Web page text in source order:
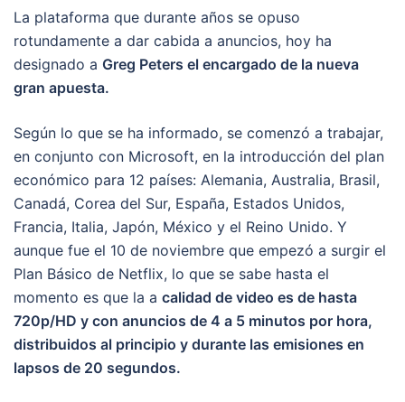
La plataforma que durante años se opuso
rotundamente a dar cabida a anuncios, hoy ha
designado a Greg Peters el encargado de la nueva
gran apuesta.
Según lo que se ha informado, se comenzó a trabajar,
en conjunto con Microsoft, en la introducción del plan
económico para 12 países: Alemania, Australia, Brasil,
Canadá, Corea del Sur, España, Estados Unidos,
Francia, Italia, Japón, México y el Reino Unido. Y
aunque fue el 10 de noviembre que empezó a surgir el
Plan Básico de Netflix, lo que se sabe hasta el
momento es que la a calidad de video es de hasta
720p/HD y con anuncios de 4 a 5 minutos por hora,
distribuidos al principio y durante las emisiones en
lapsos de 20 segundos.